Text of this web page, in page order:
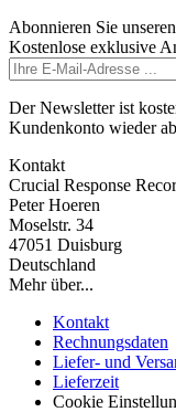
Abonnieren Sie
Kostenlose exklusive
Der Newsletter ist
Kundenkonto wieder
Kontakt
Crucial Response
Peter Hoeren
Moselstr. 34
47051 Duisburg
Deutschland
Mehr über...
Kontakt
Rechnungsdaten
Liefer- und
Lieferzeit
Cookie